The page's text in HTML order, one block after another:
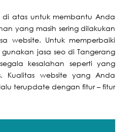
di atas untuk membantu Anda
yang masih sering dilakukan
website. Untuk memperbaiki
jasa seo di Tangerang
kesalahan seperti yang
Kualitas website yang Anda
terupdate dengan fitur – fitur